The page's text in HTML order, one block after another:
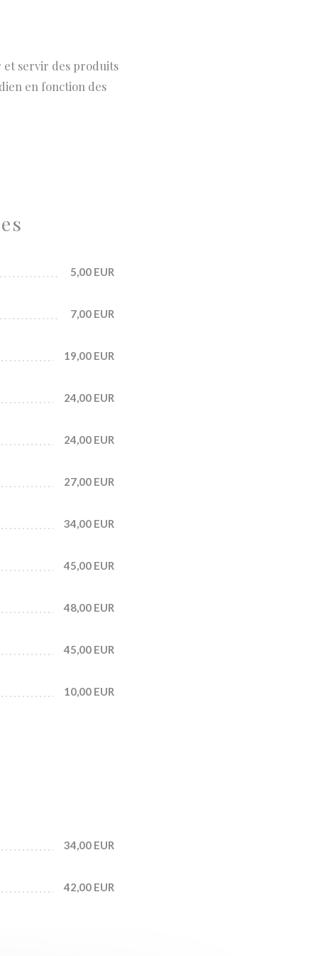
et servir des produits
en fonction des
5,00 EUR
7,00 EUR
19,00 EUR
24,00 EUR
24,00 EUR
27,00 EUR
34,00 EUR
45,00 EUR
48,00 EUR
45,00 EUR
10,00 EUR
34,00 EUR
42,00 EUR